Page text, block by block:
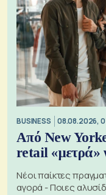
BUSINESS 08.08.2026,
Από New
retail «μετρά»
Νέοι παίκτες
αγορά - Ποιες